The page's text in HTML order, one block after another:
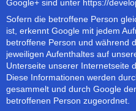
Google+ sind unter https://
Sofern die betroffene Person
ist, erkennt Google mit jedem
betroffene Person und während
jeweiligen Aufenthaltes auf
Unterseite unserer Internetseite
Diese Informationen werden
gesammelt und durch Google
betroffenen Person zugeordnet.